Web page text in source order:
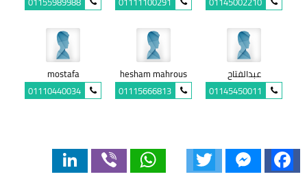
عبدالفتاح
01145450011
hesham mahrous
01115666813
mostafa
01110440034
Facebook
Messenger
WhatsApp